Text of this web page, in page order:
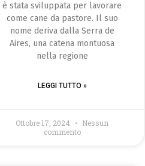
è stata sviluppata per lavorare
come cane da pastore. Il suo
nome deriva dalla Serra de
Aires, una catena montuosa
nella regione
LEGGI TUTTO »
Ottobre 17, 2024
Nessun
commento